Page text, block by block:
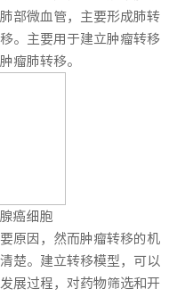
部微血管，主要形成肺转
。主要用于建立肿瘤转移
瘤肺转移。
癌细胞
原因，然而肿瘤转移的机
楚。建立转移模型，可以
展过程，对药物筛选和开